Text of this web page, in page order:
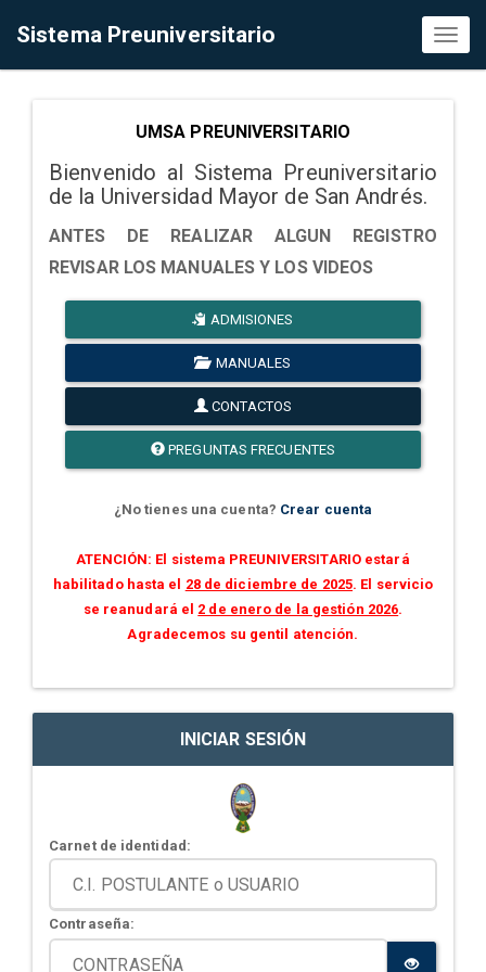
Sistema Preuniversitario
UMSA PREUNIVERSITARIO
Bienvenido al Sistema Preuniversitario
de la Universidad Mayor de San Andrés.
ANTES DE REALIZAR ALGUN REGISTRO
REVISAR LOS MANUALES Y LOS VIDEOS
ADMISIONES
MANUALES
CONTACTOS
PREGUNTAS FRECUENTES
¿No tienes una cuenta? Crear cuenta
ATENCIÓN: El sistema PREUNIVERSITARIO estará
habilitado hasta el 28 de diciembre de 2025. El servicio
se reanudará el 2 de enero de la gestión 2026.
Agradecemos su gentil atención.
INICIAR SESIÓN
Carnet de identidad:
Contraseña: